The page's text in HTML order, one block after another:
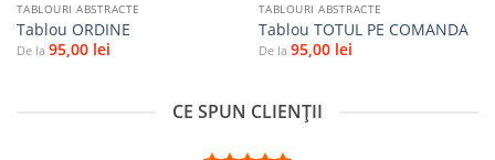
TABLOURI ABSTRACTE
Tablou ORDINE
De la 95,00 lei
TABLOURI ABSTRACTE
Tablou TOTUL PE COMANDA
De la 95,00 lei
CE SPUN CLIENȚII